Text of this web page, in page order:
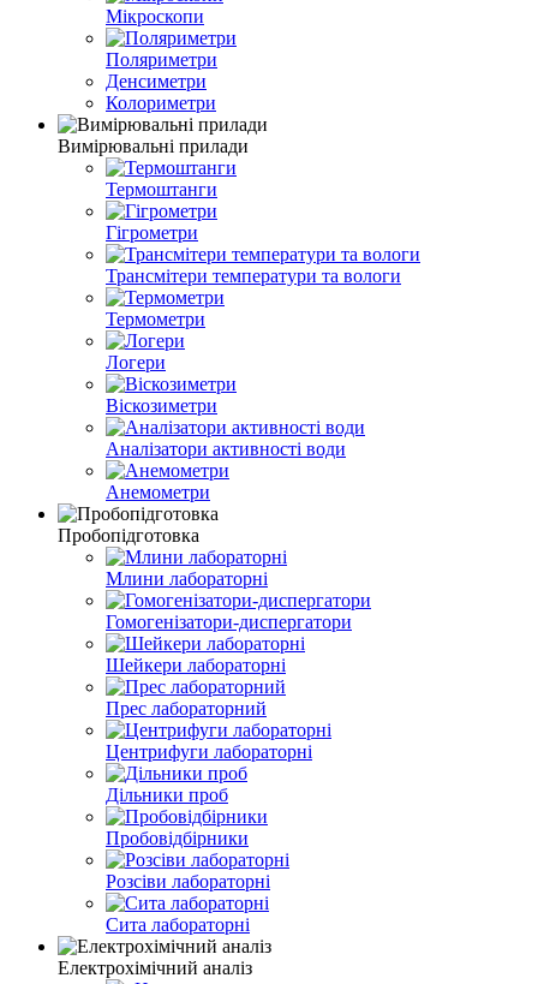
Мікроскопи
Поляриметри
Денсиметри
Колориметри
Вимірювальні прилади
Термоштанги
Гігрометри
Трансмітери температури та вологи
Термометри
Логери
Віскозиметри
Аналізатори активності води
Анемометри
Пробопідготовка
Млини лабораторні
Гомогенізатори-диспергатори
Шейкери лабораторні
Прес лабораторний
Центрифуги лабораторні
Дільники проб
Пробовідбірники
Розсіви лабораторні
Сита лабораторні
Електрохімічний аналіз